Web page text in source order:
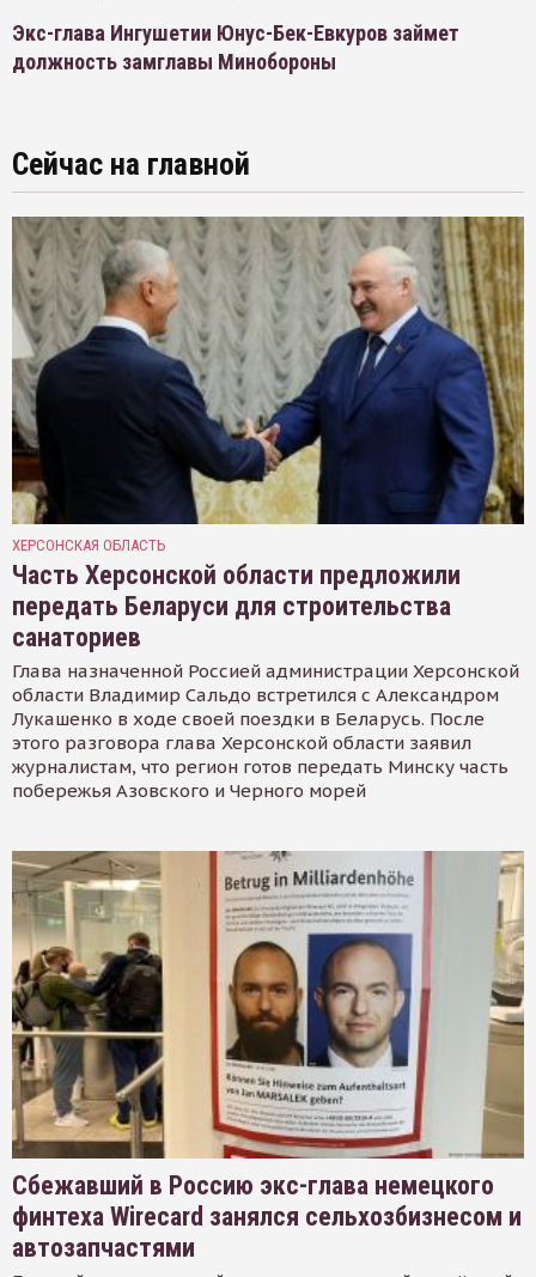
Экс-глава Ингушетии Юнус-Бек-Евкуров займет
должность замглавы Минобороны
Сейчас на главной
ХЕРСОНСКАЯ ОБЛАСТЬ
Часть Херсонской области предложили
передать Беларуси для строительства
санаториев
Глава назначенной Россией администрации Херсонской
области Владимир Сальдо встретился с Александром
Лукашенко в ходе своей поездки в Беларусь. После
этого разговора глава Херсонской области заявил
журналистам, что регион готов передать Минску часть
побережья Азовского и Черного морей
Сбежавший в Россию экс-глава немецкого
финтеха Wirecard занялся сельхозбизнесом и
автозапчастями